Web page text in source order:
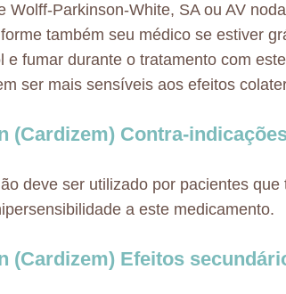
Wolff-Parkinson-White, SA ou AV
também seu médico se estiver
e fumar durante o tratamento com
ser mais sensíveis aos efeitos
(Cardizem) Contra-
deve ser utilizado por pacientes
a este medicamento.
(Cardizem) Efeitos